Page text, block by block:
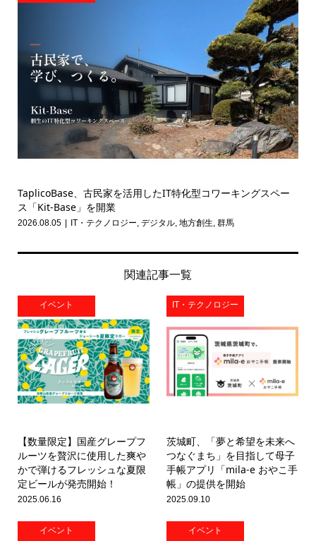
TaplicoBase、古民家を活用したIT特化型コワーキングスペー
ス「Kit-Base」を開業
2026.08.05 IT・テクノロジー, デジタル, 地方創生, 群馬
関連記事一覧
イベント
【数量限定】国産グレープフ
ルーツを贅沢に使用した爽や
かで弾けるフレッシュな夏限
定ビールが発売開始！
2025.06.16
IT・テクノロジー
茨城町、「夢と希望を未来へ
つなぐまち」を目指して母子
手帳アプリ「mila-e おやこ手
帳」の提供を開始
2025.09.10
イベント イベント